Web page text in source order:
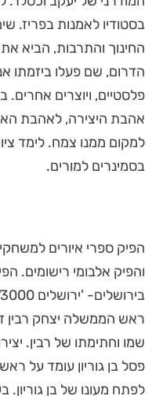
בסטודיו לאמנות בפריז.
החינוך והתרבות, הביא
הדרום, שם פעלו ביזמתו
פלסטיים, ויוצרים אחרים.
אהבת היצירה, לאהבת
למקום ממנו צמח. לימד
בסמינרים למורים.
הפיק ספרי איורים למשחקי
והפיק אלבומי רישומים.
ראש הממשלה יצחק רבין
שמו וחתימתו של רבין.
פסל בן גוריון עומד על
לפתח מעונו של בן